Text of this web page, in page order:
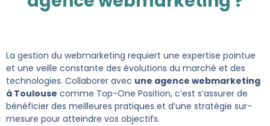
La gestion du webmarketing requiert une expertise pointue
et une veille constante des évolutions du marché et des
technologies. Collaborer avec une agence webmarketing
à Toulouse comme Top-One Position, c’est s’assurer de
bénéficier des meilleures pratiques et d’une stratégie sur-
mesure pour atteindre vos objectifs.